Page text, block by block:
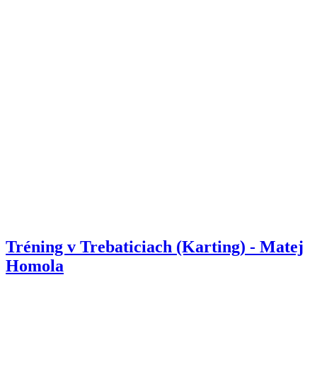
Tréning v Trebaticiach (Karting) - Matej
Homola